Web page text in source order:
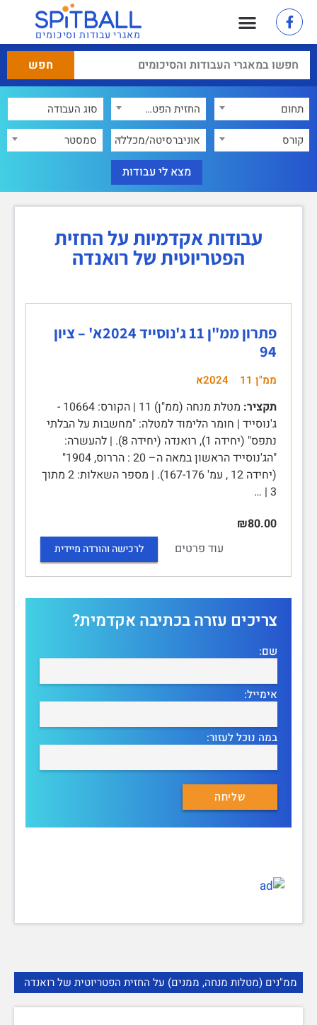
מאגרי עבודות וסיכומים
תחום
החזית הפטריוטית של רואנדה
קורס
אוניברסיטה/מכללה סמסטר
ממ"נים (מטלות מנחה, ממנים) על החזית הפטריוטית של רואנדה
עבודות אקדמיות על החזית
הפטריוטית של רואנדה
פתרון ממ"ן 11 ג'נוסייד 2024א' – ציון
94
ממ"ן 11 2024א
תקציר:
מטלת מנחה (ממ"ן) 11 | הקורס: 10664 -
ג'נוסייד | חומר הלימוד למטלה: "מחשבות על הבלתי
נתפס" (יחידה 1), רואנדה (יחידה 8). | להעשרה:
"הג'נוסייד הראשון במאה ה– 20 : הררוס, 1904"
(יחידה 12 , עמ' 167-176). | מספר השאלות: 2 מתוך
3 | …
₪80.00
עוד פרטים
לרכישה והורדה מיידית
צריכים עזרה בכתיבה אקדמית?
שם:
אימייל:
במה נוכל לעזור: